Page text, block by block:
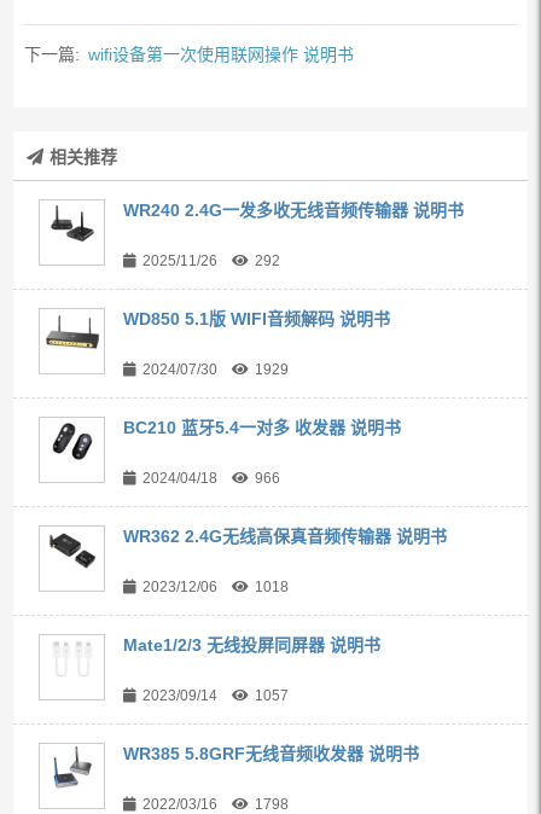
下一篇: wifi设备第一次使用联网操作 说明书
相关推荐
WR240 2.4G一发多收无线音频传输器 说明书
2025/11/26 292
WD850 5.1版 WIFI音频解码 说明书
2024/07/30 1929
BC210 蓝牙5.4一对多 收发器 说明书
2024/04/18 966
WR362 2.4G无线高保真音频传输器 说明书
2023/12/06 1018
Mate1/2/3 无线投屏同屏器 说明书
2023/09/14 1057
WR385 5.8GRF无线音频收发器 说明书
2022/03/16 1798